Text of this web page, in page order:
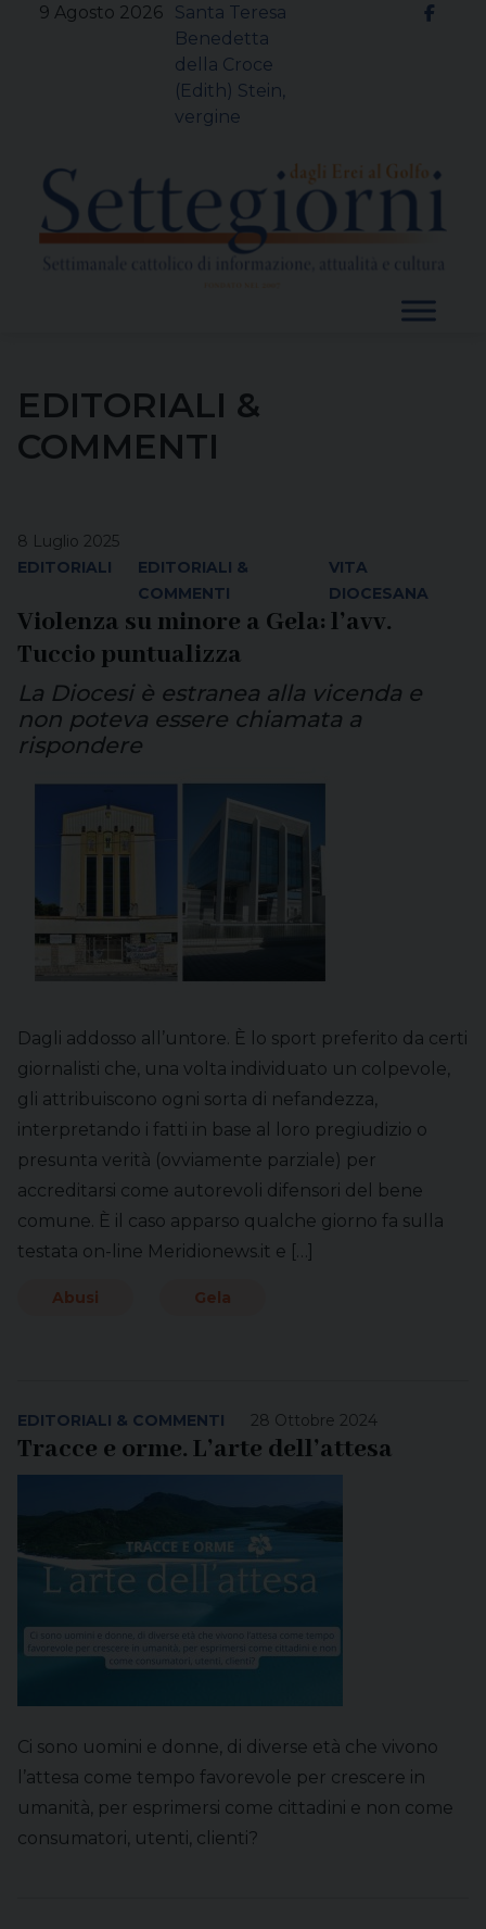
9 Agosto 2026
Santa Teresa
Benedetta
della Croce
(Edith) Stein,
vergine
EDITORIALI &
COMMENTI
8 Luglio 2025
EDITORIALI
EDITORIALI &
COMMENTI
VITA
DIOCESANA
Violenza su minore a Gela: l’avv.
Tuccio puntualizza
La Diocesi è estranea alla vicenda e
non poteva essere chiamata a
rispondere
Dagli addosso all’untore. È lo sport preferito da certi
giornalisti che, una volta individuato un colpevole,
gli attribuiscono ogni sorta di nefandezza,
interpretando i fatti in base al loro pregiudizio o
presunta verità (ovviamente parziale) per
accreditarsi come autorevoli difensori del bene
comune. È il caso apparso qualche giorno fa sulla
testata on-line Meridionews.it e […]
Abusi Gela
28 Ottobre 2024
EDITORIALI & COMMENTI
Tracce e orme. L’arte dell’attesa
Ci sono uomini e donne, di diverse età che vivono
l’attesa come tempo favorevole per crescere in
umanità, per esprimersi come cittadini e non come
consumatori, utenti, clienti?